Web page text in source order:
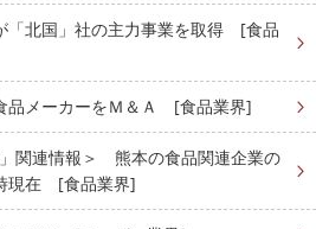
「北国」社の主力事業を取得 [食品
品メーカーをＭ＆Ａ [食品業界]
関連情報＞ 熊本の食品関連企業の
現在 [食品業界]